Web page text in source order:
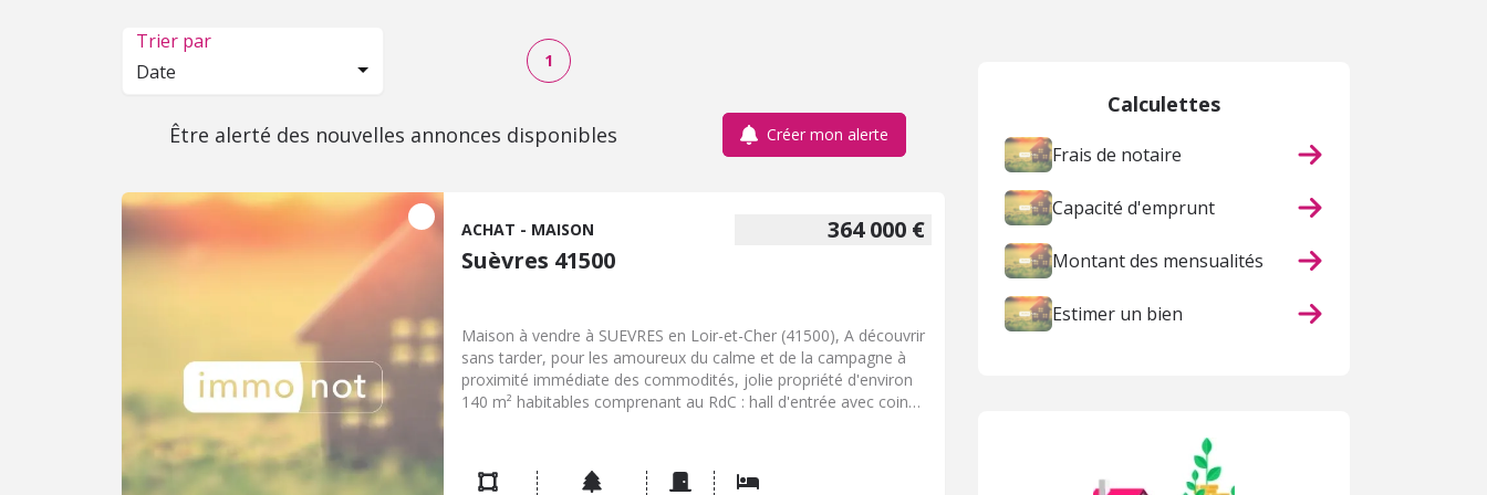
Trier par
Date
1
Être alerté des nouvelles annonces disponibles Créer mon alerte
364 000 €
ACHAT - MAISON
Suèvres 41500
Maison à vendre à SUEVRES en Loir-et-Cher (41500), A découvrir
sans tarder, pour les amoureux du calme et de la campagne à
proximité immédiate des commodités, jolie propriété d'environ
140 m² habitables comprenant au RdC : hall d'entrée avec coin
plus de 40 m² avec cheminée-insert, dégagement avec porte
d'accès à la cave, 1 chambre avec placard & douche privative,
Calculettes
Frais de notaire
Capacité d'emprunt
Montant des mensualités
Estimer un bien